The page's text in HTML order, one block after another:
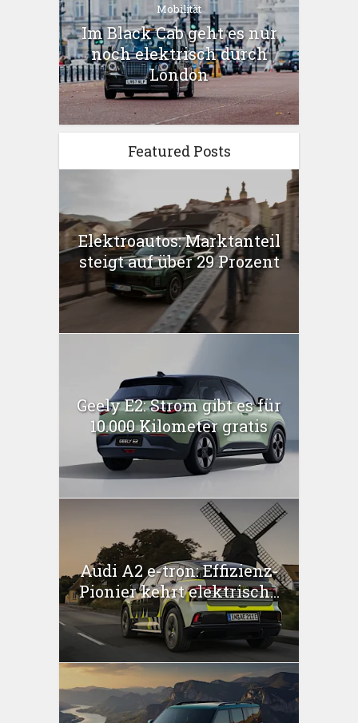
Mobilität
Im Black Cab geht es nur
noch elektrisch durch
London
Featured Posts
Elektroautos: Marktanteil
steigt auf über 29 Prozent
Geely E2: Strom gibt es für
10.000 Kilometer gratis
Audi A2 e-tron: Effizienz-
Pionier kehrt elektrisch...